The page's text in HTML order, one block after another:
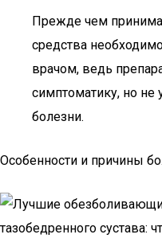
Прежде чем
средства
врачом, ведь
симптоматику, но не
болезни.
Особенности и причины